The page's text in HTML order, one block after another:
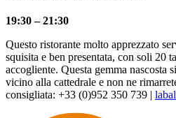
19:30 – 21:30
Questo ristorante molto apprezzato
squisita e ben presentata, con soli 20
accogliente. Questa gemma nascosta
vicino alla cattedrale e non ne
consigliata: +33 (0)952 350 739 |